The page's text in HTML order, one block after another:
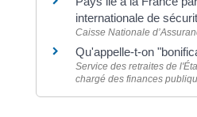
internationale de
Caisse Nationale
Qu'appelle-t-on
Service des retraites de
chargé des finances